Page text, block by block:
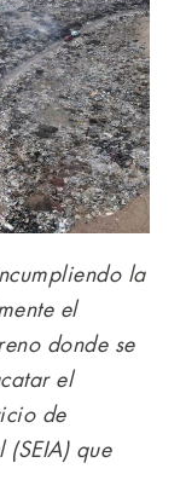
la
el
donde se
el
de
que